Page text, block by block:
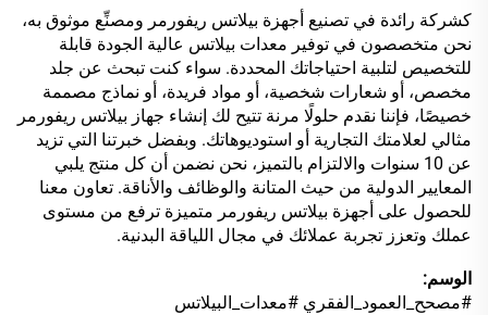
كشركة رائدة في تصنيع أجهزة بيلاتس ريفورمر ومصنِّع موثوق به،
نحن متخصصون في توفير معدات بيلاتس عالية الجودة قابلة
للتخصيص لتلبية احتياجاتك المحددة. سواء كنت تبحث عن جلد
مخصص، أو شعارات شخصية، أو مواد فريدة، أو نماذج مصممة
خصيصًا، فإننا نقدم حلولًا مرنة تتيح لك إنشاء جهاز بيلاتس ريفورمر
مثالي لعلامتك التجارية أو استوديوهاتك. وبفضل خبرتنا التي تزيد
عن 10 سنوات والالتزام بالتميز، نحن نضمن أن كل منتج يلبي
المعايير الدولية من حيث المتانة والوظائف والأناقة. تعاون معنا
للحصول على أجهزة بيلاتس ريفورمر متميزة ترفع من مستوى
عملك وتعزز تجربة عملائك في مجال اللياقة البدنية.
الوسم:
#مصحح_العمود_الفقري #معدات_البيلاتس